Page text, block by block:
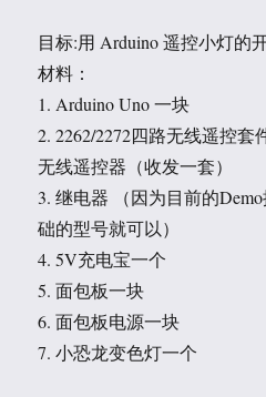
目标:用 Arduino 遥控小灯的
材料：
1. Arduino Uno 一块
2. 2262/2272四路无线遥控
无线遥控器（收发一套）
3. 继电器 （因为目前的
础的型号就可以）
4. 5V充电宝一个
5. 面包板一块
6. 面包板电源一块
7. 小恐龙变色灯一个